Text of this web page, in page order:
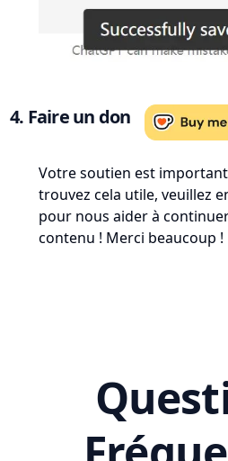
4. Faire un don
Votre soutien est
trouvez cela utile, veuillez
pour nous aider à
contenu ! Merci beaucoup !